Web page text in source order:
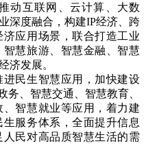
动互联网、云计算、大数
深度融合，构建IP经济、跨
应用场景，联合打造工业
慧旅游、智慧金融、智慧
济发展。
民生智慧应用，加快建设
务、智慧交通、智慧教育、
智慧就业等应用，着力建
服务体系，全面提升信息
民对高品质智慧生活的需